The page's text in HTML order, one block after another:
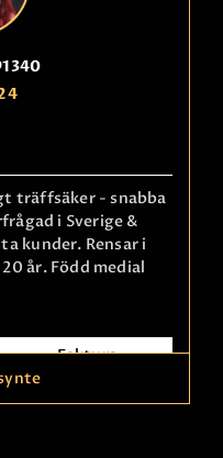
träffsäker - snabba
i Sverige &
kunder. Rensar i
år. Född medial
Faktura